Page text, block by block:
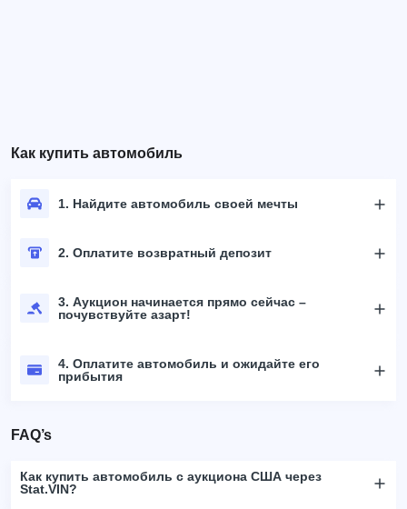
Как купить автомобиль
1. Найдите автомобиль своей мечты
2. Оплатите возвратный депозит
3. Аукцион начинается прямо сейчас –
почувствуйте азарт!
4. Оплатите автомобиль и ожидайте его
прибытия
FAQ’s
Как купить автомобиль с аукциона США через
Stat.VIN?